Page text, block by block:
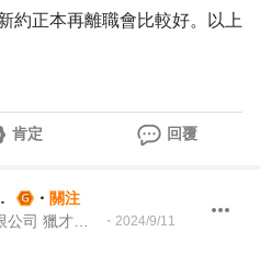
約正本再離職會比較好。以上
肯定 回覆
技術士 ・ 關注
・ 2024/9/11